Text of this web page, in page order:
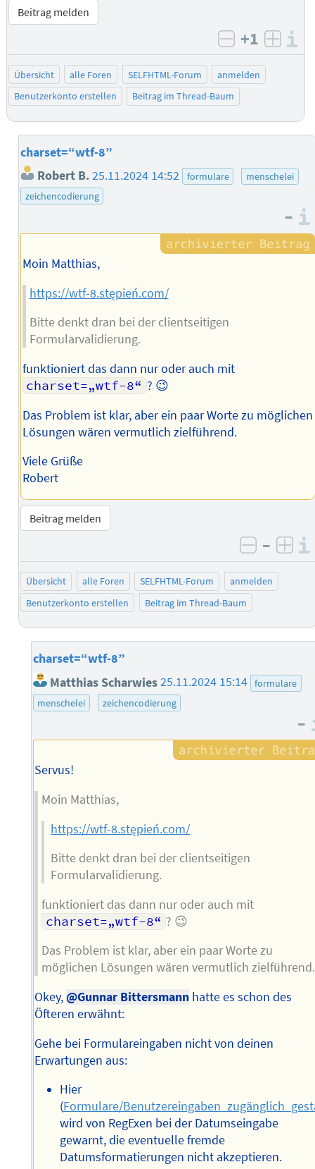
Beitrag melden
negativ
+1
Übersicht alle Foren SELFHTML-Forum
anmelden
Benutzerkonto erstellen
Beitrag im Thread-Baum
charset=“wtf-8”
Robert B.25.11.2024 14:52 formulare
menschelei
zeichencodierung
–
Moin Matthias,
https://wtf-8.stępień.com/
Bitte denkt dran bei der clientseitigen
Formularvalidierung.
funktioniert das dann nur oder auch mit
charset=„wtf-8“ ? 😉
Das Problem ist klar, aber ein paar Worte zu möglichen
Lösungen wären vermutlich zielführend.
Viele Grüße
Robert
Beitrag melden
negativ
–
Übersicht alle Foren SELFHTML-Forum
anmelden
Benutzerkonto erstellen
Beitrag im Thread-Baum
charset=“wtf-8”
Matthias Scharwies25.11.2024 15:14 formulare
menschelei
zeichencodierung
–
Servus!
Moin Matthias,
https://wtf-8.stępień.com/
Bitte denkt dran bei der clientseitigen
Formularvalidierung.
funktioniert das dann nur oder auch mit
charset=„wtf-8“ ? 😉
Das Problem ist klar, aber ein paar Worte zu
möglichen Lösungen wären vermutlich zielführend.
Okey,@Gunnar Bittersmann hatte es schon des
Öfteren erwähnt:
Gehe bei Formulareingaben nicht von deinen
Erwartungen aus:
Hier
(Formulare/
wird von RegExen bei der Datumseingabe
gewarnt, die eventuelle fremde
Datumsformatierungen nicht akzeptieren.